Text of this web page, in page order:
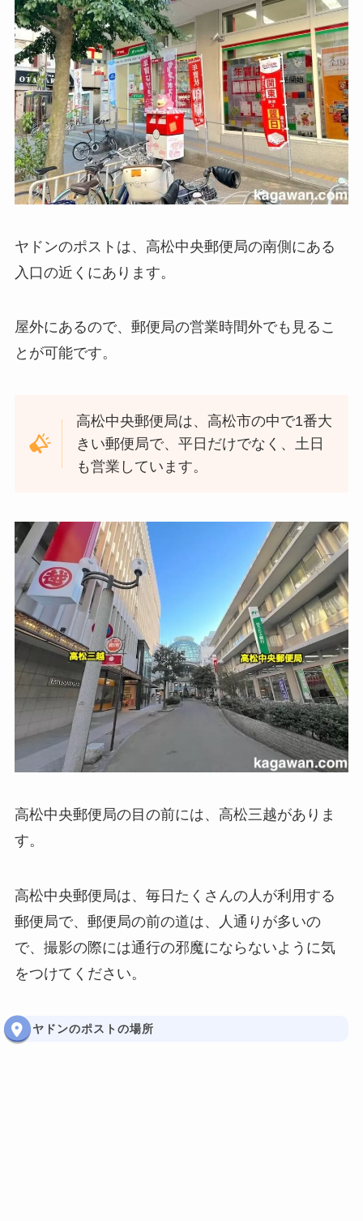
ヤドンのポストは、高松中央郵便局の南側にある
入口の近くにあります。
屋外にあるので、郵便局の営業時間外でも見るこ
とが可能です。
高松中央郵便局は、高松市の中で1番大
きい郵便局で、平日だけでなく、土日
も営業しています。
高松中央郵便局の目の前には、高松三越がありま
す。
高松中央郵便局は、毎日たくさんの人が利用する
郵便局で、郵便局の前の道は、人通りが多いの
で、撮影の際には通行の邪魔にならないように気
をつけてください。
ヤドンのポストの場所